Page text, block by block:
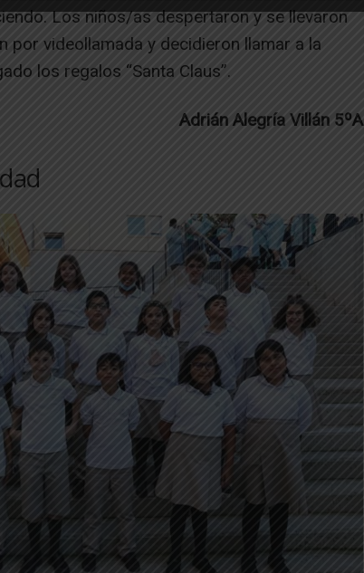
Los niños/as despertaron y se llevaron
por videollamada y decidieron llamar a la
los regalos “Santa Claus”.
Adrián Alegría Villán 5ºA